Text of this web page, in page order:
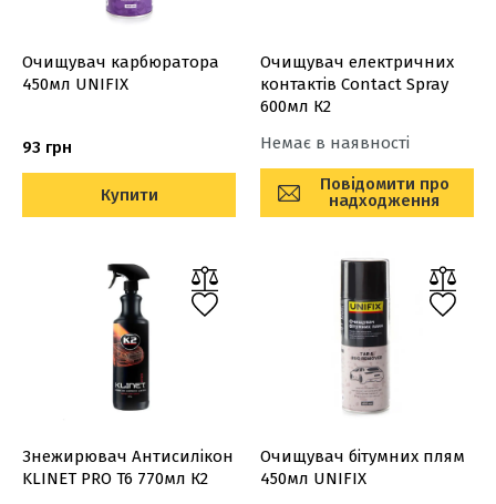
Очищувач карбюратора
450мл UNIFIX
93 грн
Купити
Очищувач електричних
контактів Contact Spray
600мл К2
Немає в наявності
Повідомити про
надходження
Знежирювач Антисилікон
KLINET PRO T6 770мл К2
Очищувач бітумних плям
450мл UNIFIX